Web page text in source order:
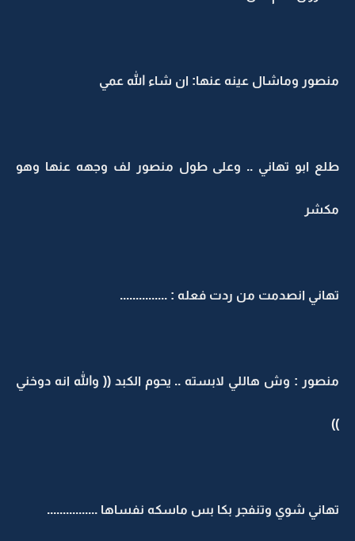
منصور وماشال عينه عنها: ان شاء الله عمي
طلع ابو تهاني .. وعلى طول منصور لف وجهه عنها وهو
مكشر
تهاني انصدمت من ردت فعله : ...............
منصور : وش هاللي لابسته .. يحوم الكبد (( والله انه دوخني
))
تهاني شوي وتنفجر بكا بس ماسكه نفساها ................